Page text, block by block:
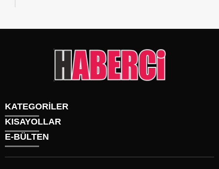
KATEGORİLER
Gündem
Siyaset
KISAYOLLAR
Künye
Üyelik
E-BÜLTEN